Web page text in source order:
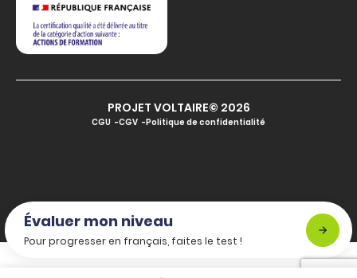
Évaluer mon niveau
Pour progresser en français, faites le test !
PROJET VOLTAIRE© 2026
CGU CGV Politique de confidentialité